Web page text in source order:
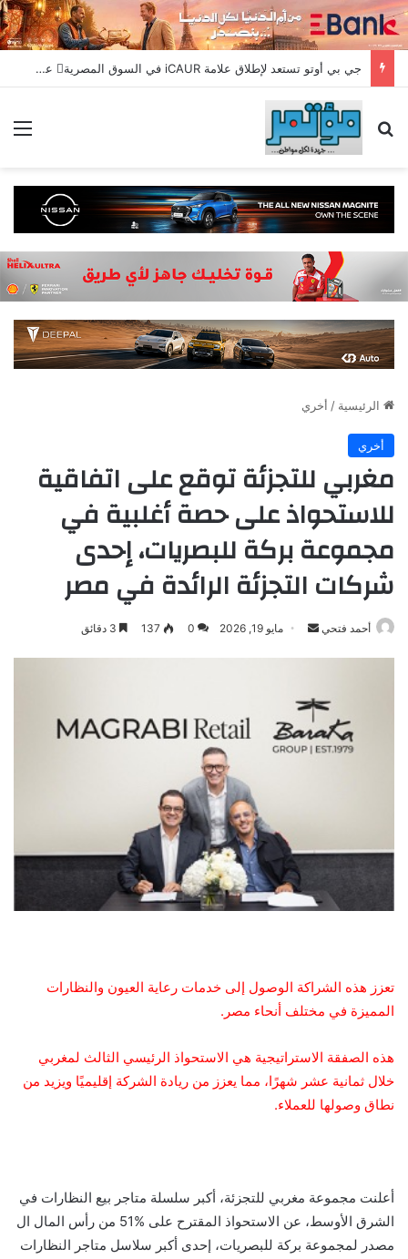
جي بي أوتو تستعد لإطلاق علامة iCAUR في السوق المصرية علامة عالمية جديدة لسيارات الطاقة الجديدة تجمع بين التكنولوجيا الذكية والتصميم الجريء وروح المغامر
بحث عن
الرئيسية / أخري
أخري
مغربي للتجزئة توقع على اتفاقية
للاستحواذ على حصة أغلبية في
مجموعة بركة للبصريات، إحدى
شركات التجزئة الرائدة في مصر
أحمد فتحي
أرسل مايو 19, 2026 0
137
تعزز هذه الشراكة الوصول إلى خدمات رعاية العيون والنظارات
المميزة في مختلف أنحاء مصر.
هذه الصفقة الاستراتيجية هي الاستحواذ الرئيسي الثالث لمغربي
خلال ثمانية عشر شهرًا، مما يعزز من ريادة الشركة إقليميًا ويزيد من
نطاق وصولها للعملاء.
أعلنت مجموعة مغربي للتجزئة، أكبر سلسلة متاجر بيع النظارات في
الشرق الأوسط، عن الاستحواذ المقترح على %51 من رأس المال ال
مصدر لمجموعة بركة للبصريات، إحدى أكبر سلاسل متاجر النظارات